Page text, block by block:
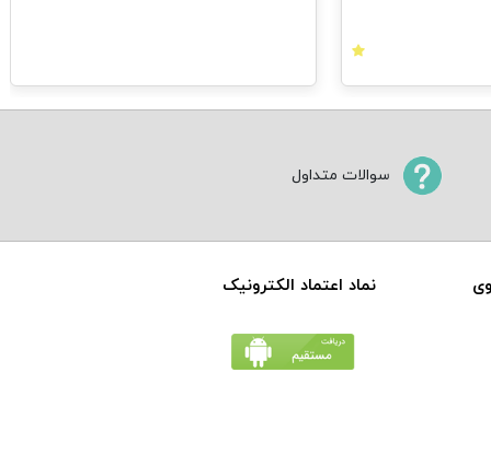
سوالات متداول
نماد اعتماد الکترونیک